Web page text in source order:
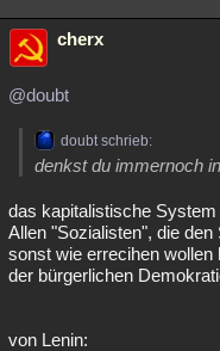
cherx
@doubt
doubt schrieb:
denkst du immernoch
das kapitalistische
Allen "Sozialisten", die
sonst wie errecihen
der bürgerlichen
von Lenin: